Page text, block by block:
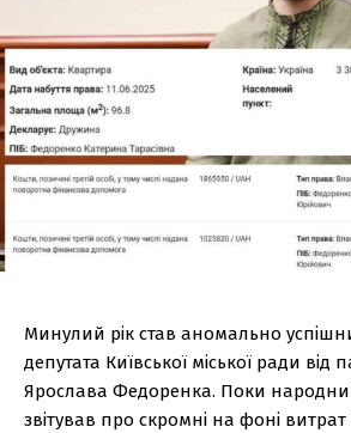
Минулий рік став аномально
депутата Київської міської ради від
Ярослава Федоренка. Поки
звітував про скромні на фоні